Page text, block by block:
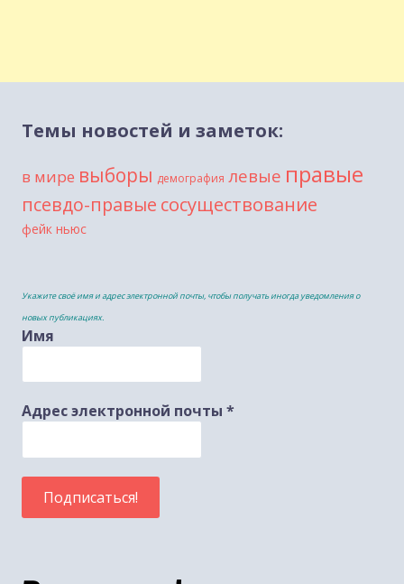
Темы новостей и заметок:
в мире выборы демография левые правые
псевдо-правые сосуществование
фейк ньюс
Укажите своё имя и адрес электронной почты, чтобы получать иногда уведомления о
новых публикациях.
Имя
Адрес электронной почты *